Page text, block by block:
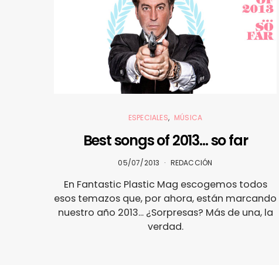
ESPECIALES MÚSICA
Best songs of 2013… so far
05/07/2013 REDACCIÓN
En Fantastic Plastic Mag escogemos todos
esos temazos que, por ahora, están marcando
nuestro año 2013... ¿Sorpresas? Más de una, la
verdad.